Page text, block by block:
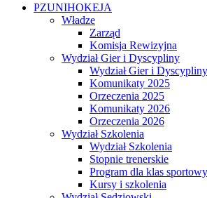
PZUNIHOKEJA
Władze
Zarząd
Komisja Rewizyjna
Wydział Gier i Dyscypliny
Wydział Gier i Dyscypliny
Komunikaty 2025
Orzeczenia 2025
Komunikaty 2026
Orzeczenia 2026
Wydział Szkolenia
Wydział Szkolenia
Stopnie trenerskie
Program dla klas
Kursy i szkolenia